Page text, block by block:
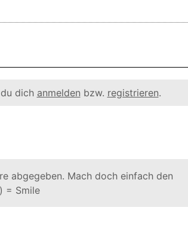
dich anmelden bzw. registrieren.
abgegeben. Mach doch einfach den